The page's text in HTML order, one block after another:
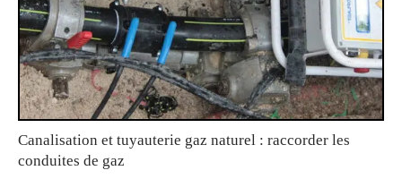
Canalisation et tuyauterie gaz naturel : raccorder les
conduites de gaz